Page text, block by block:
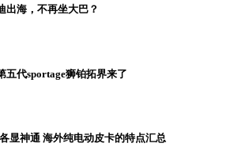
出海，不再坐大巴？
五代sportage狮铂拓界来了
显神通 海外纯电动皮卡的特点汇总